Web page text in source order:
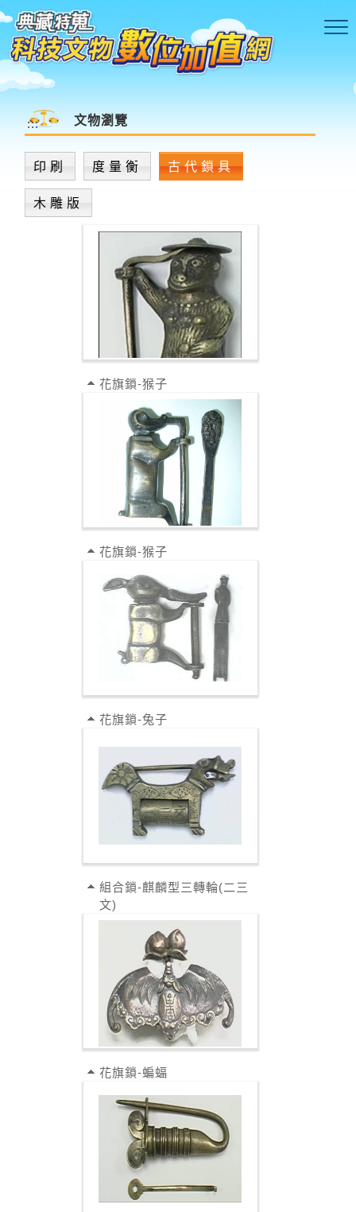
跳到主要內容區塊
::: 文物瀏覽
印刷 度量衡 古代鎖具
木雕版
花旗鎖-猴子
花旗鎖-猴子
花旗鎖-兔子
組合鎖-麒麟型三轉輪(二三
文)
花旗鎖-蝙蝠